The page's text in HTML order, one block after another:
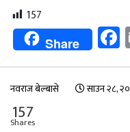
157
Share
नवराज बेल्बासे साउन २८,
157
Shares